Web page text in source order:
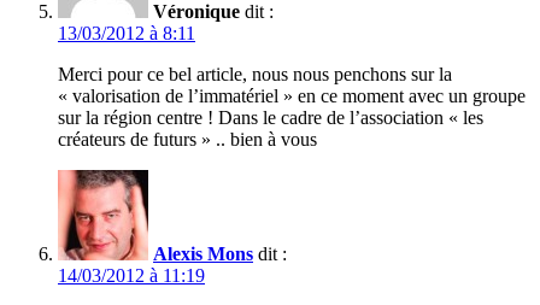
Véronique dit :
13/03/2012 à 8:11
Merci pour ce bel article, nous nous penchons sur la
« valorisation de l’immatériel » en ce moment avec un groupe
sur la région centre ! Dans le cadre de l’association « les
créateurs de futurs » .. bien à vous
Alexis Mons dit :
14/03/2012 à 11:19